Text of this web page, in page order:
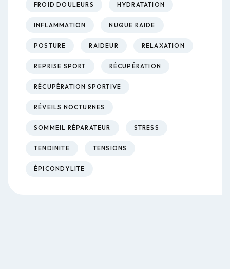
FROID DOULEURS HYDRATATION
INFLAMMATION NUQUE RAIDE
POSTURE RAIDEUR RELAXATION
REPRISE SPORT RÉCUPÉRATION
RÉCUPÉRATION SPORTIVE
RÉVEILS NOCTURNES
SOMMEIL RÉPARATEUR STRESS
TENDINITE TENSIONS
ÉPICONDYLITE